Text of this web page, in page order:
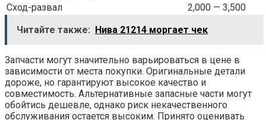
Сход-развал
2,000 — 3,500
Читайте также: Нива 21214 моргает чек
Запчасти могут значительно варьироваться в цене в
зависимости от места покупки. Оригинальные детали
дороже, но гарантируют высокое качество и
совместимость. Альтернативные запасные части могут
обойтись дешевле, однако риск некачественного
обслуживания остается высоким. Принято оценивать